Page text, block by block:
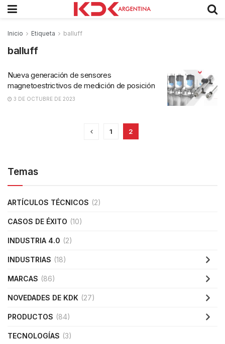
Inicio Etiqueta balluff
balluff
Nueva generación de sensores
magnetoestrictivos de medición de posición
3 DE OCTUBRE DE 2023
1 2
Temas
ARTÍCULOS TÉCNICOS (2)
CASOS DE ÉXITO (10)
INDUSTRIA 4.0 (2)
INDUSTRIAS (18)
MARCAS (86)
NOVEDADES DE KDK (27)
PRODUCTOS (84)
TECNOLOGÍAS (3)